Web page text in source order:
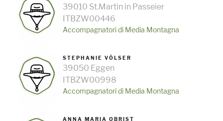
39010 St.Martin in Passeier
ITBZW00446
Accompagnatori di Media Montagna
STEPHANIE VÖLSER
39050 Eggen
ITBZW00998
Accompagnatori di Media Montagna
ANNA MARIA OBRIST